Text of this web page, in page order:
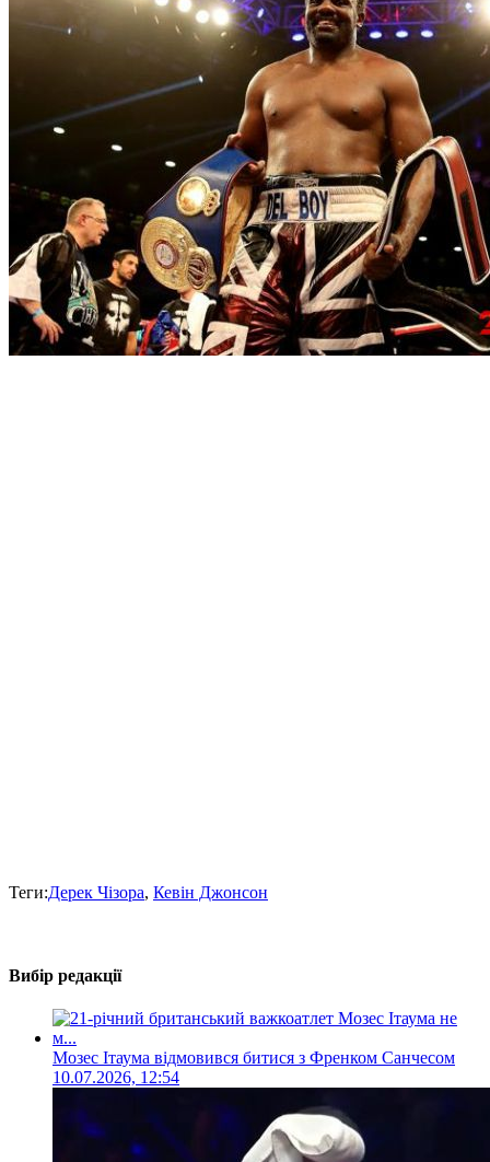
Теги:Дерек Чізора, Кевін Джонсон
Вибір редакції
Мозес Ітаума відмовився битися з Френком Санчесом
10.07.2026, 12:54